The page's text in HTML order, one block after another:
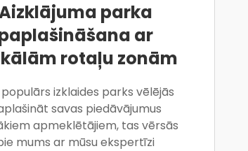
parka
ar
rotaļu zonām
izklaides parks vēlējās
savas piedāvājumus
apmeklētājiem, tas vērsās
mums ar mūsu ekspertīzi